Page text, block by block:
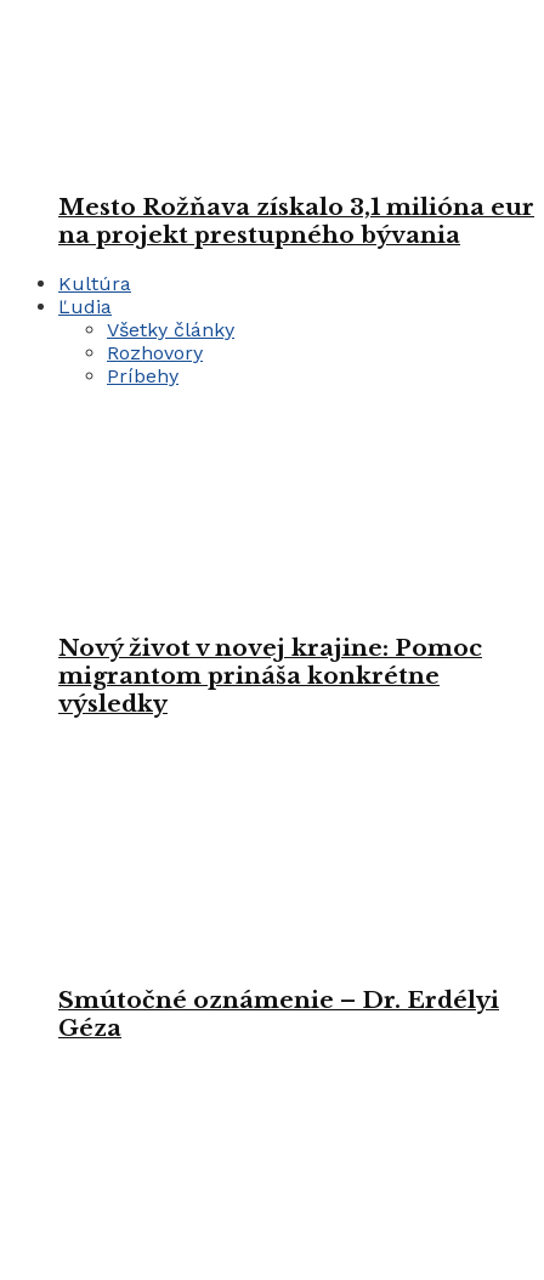
Mesto Rožňava získalo 3,1 milióna eur
na projekt prestupného bývania
Kultúra
Ľudia
Všetky články
Rozhovory
Príbehy
Nový život v novej krajine: Pomoc
migrantom prináša konkrétne
výsledky
Smútočné oznámenie – Dr. Erdélyi
Géza